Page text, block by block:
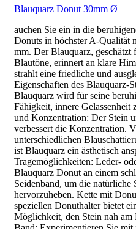
Blauquarz Donut 30mm Ø
auchen Sie ein in die
Donuts in höchster A-Qualität
mm. Der Blauquarz, geschätzt
Blautöne, erinnert an klare
strahlt eine friedliche und
Eigenschaften des Blauquarz-
Blauquarz wird für seine
Fähigkeit, innere Gelassenheit
und Konzentration: Der Stein
verbessert die Konzentration.
unterschiedlichen
ist Blauquarz ein ästhetisch
Tragemöglichkeiten: Leder-
Blauquarz Donut an einem
Seidenband, um die natürliche
hervorzuheben. Kette mit
speziellen Donuthalter bietet
Möglichkeit, den Stein nah am